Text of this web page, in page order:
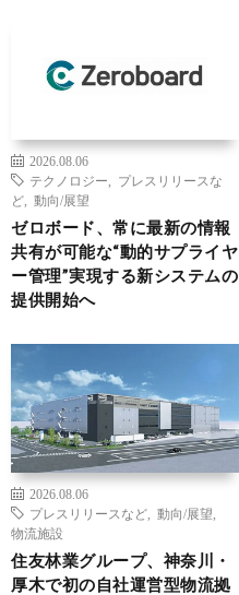
2026.08.06
テクノロジー
プレスリリースな
ど
動向/展望
ゼロボード、常に最新の情報
共有が可能な“動的サプライヤ
ー管理”実現する新システムの
提供開始へ
2026.08.06
プレスリリースなど
動向/展望
物流施設
住友林業グループ、神奈川・
厚木で初の自社運営型物流拠